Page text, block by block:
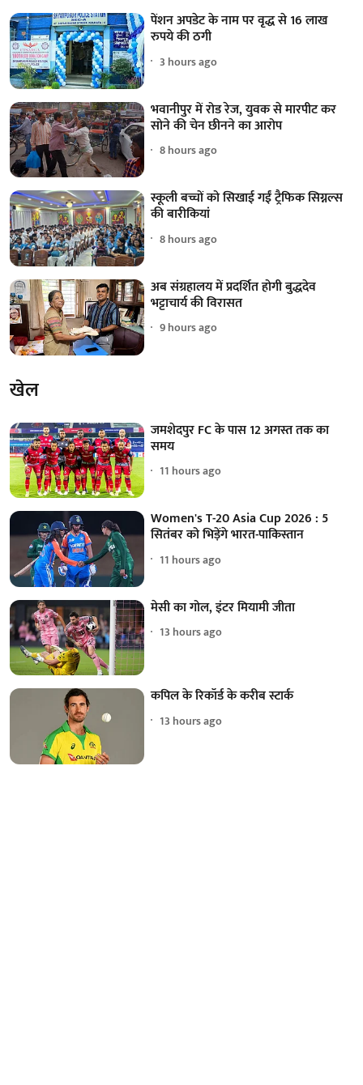
पेंशन अपडेट के नाम पर वृद्ध से 16 लाख
रुपये की ठगी
3 hours ago
भवानीपुर में रोड रेज, युवक से मारपीट कर
सोने की चेन छीनने का आरोप
8 hours ago
स्कूली बच्चों को सिखाई गईं ट्रैफिक सिग्नल्स
की बारीकियां
8 hours ago
अब संग्रहालय में प्रदर्शित होगी बुद्धदेव
भट्टाचार्य की विरासत
9 hours ago
खेल
जमशेदपुर FC के पास 12 अगस्त तक का
समय
11 hours ago
Women's T-20 Asia Cup 2026 : 5
सितंबर को भिड़ेंगे भारत-पाकिस्तान
11 hours ago
मेसी का गोल, इंटर मियामी जीता
13 hours ago
कपिल के रिकॉर्ड के करीब स्टार्क
13 hours ago